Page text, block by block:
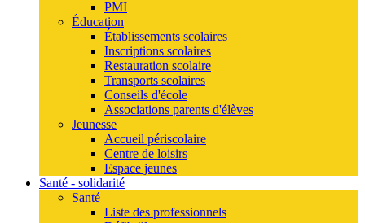
PMI
Éducation
Établissements scolaires
Inscriptions scolaires
Restauration scolaire
Transports scolaires
Conseils d'école
Associations parents d'élèves
Jeunesse
Accueil périscolaire
Centre de loisirs
Espace jeunes
Santé - solidarité
Santé
Liste des professionnels